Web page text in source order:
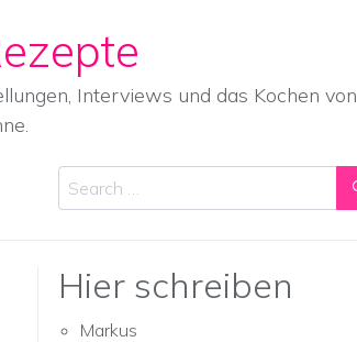
Interviews und das Kochen von
Search
Hier schreiben
Markus